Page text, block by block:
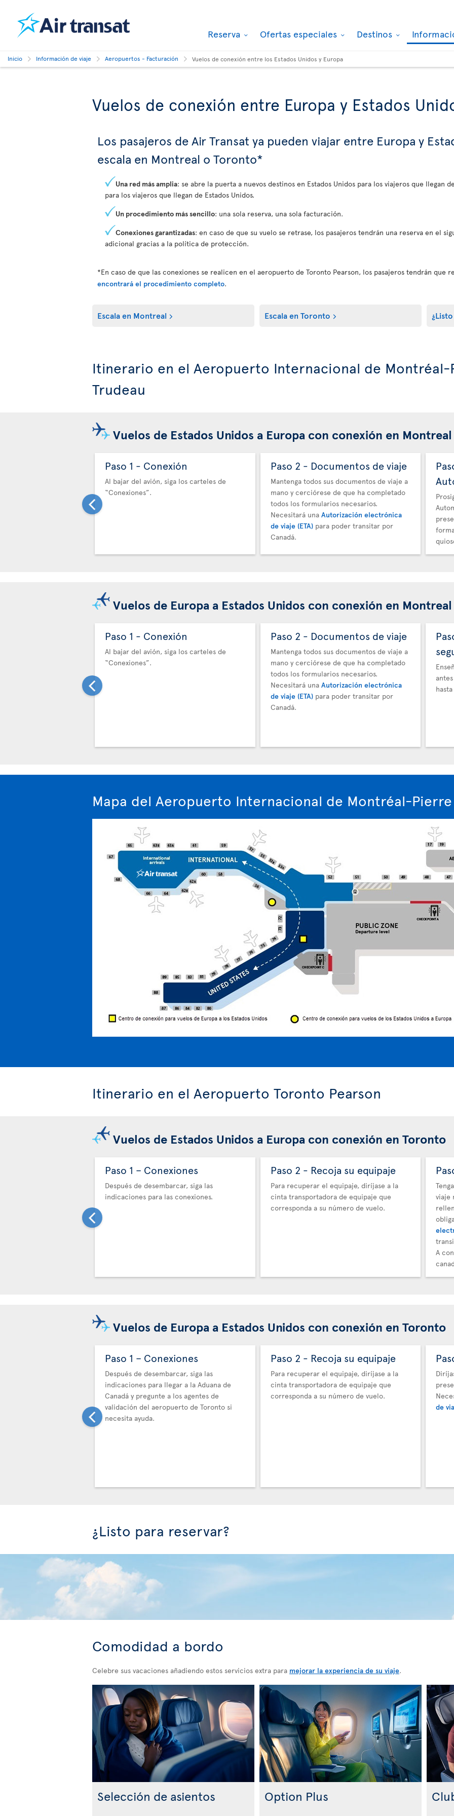
Reserva Ofertas especiales Destinos
Inicio Información de viaje Aeropuertos - Facturación Vuelos de conexión entre los Estados Unidos y Europa
Vuelos de conexión entre Europa y Estados
Los pasajeros de Air Transat ya pueden viajar entre Europa y
escala en Montreal o Toronto*
Una red más amplia: se abre la puerta a nuevos destinos en Estados Unidos para los viajeros que llegan
para los viajeros que llegan de Estados Unidos.
Un procedimiento más sencillo: una sola reserva, una sola facturación.
Conexiones garantizadas: en caso de que su vuelo se retrase, los pasajeros tendrán una reserva en el
adicional gracias a la política de protección.
*En caso de que las conexiones se realicen en el aeropuerto de Toronto Pearson, los pasajeros tendrán que
encontrará el procedimiento completo.
Escala en Montreal Escala en Toronto
Itinerario en el Aeropuerto Internacional de
Trudeau
Vuelos de Estados Unidos a Europa con conexión en Montreal
Paso 1 - Conexión
Al bajar del avión, siga los carteles de
“Conexiones”.
Paso 2 - Documentos de viaje
Mantenga todos sus documentos de viaje a
mano y cerciórese de que ha completado
todos los formularios necesarios.
Necesitará una Autorización electrónica
de viaje (ETA)para poder transitar por
Canadá.
Vuelos de Europa a Estados Unidos con conexión en Montreal
Paso 1 - Conexión
Al bajar del avión, siga los carteles de
“Conexiones”.
Paso 2 - Documentos de viaje
Mantenga todos sus documentos de viaje a
mano y cerciórese de que ha completado
todos los formularios necesarios.
Necesitará una Autorización electrónica
de viaje (ETA)para poder transitar por
Canadá.
Mapa del Aeropuerto Internacional de Montréal-
Itinerario en el Aeropuerto Toronto Pearson
Vuelos de Estados Unidos a Europa con conexión en Toronto
Paso 1 – Conexiones
Después de desembarcar, siga las
indicaciones para las conexiones.
Paso 2 - Recoja su equipaje
Para recuperar el equipaje, diríjase a la
cinta transportadora de equipaje que
corresponda a su número de vuelo.
viaje
A
Vuelos de Europa a Estados Unidos con conexión en Toronto
Paso 1 – Conexiones
Después de desembarcar, siga las
indicaciones para llegar a la Aduana de
Canadá y pregunte a los agentes de
validación del aeropuerto de Toronto si
necesita ayuda.
Paso 2 - Recoja su equipaje
Para recuperar el equipaje, diríjase a la
cinta transportadora de equipaje que
corresponda a su número de vuelo.
de
¿Listo para reservar?
Comodidad a bordo
Celebre sus vacaciones añadiendo estos servicios extra para mejorar la experiencia de su viaje.
Selección de asientos Option Plus